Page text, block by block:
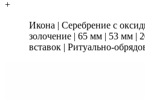
+
Икона | Серебрение с
золочение | 65 мм | 53 мм |
вставок | Ритуально-